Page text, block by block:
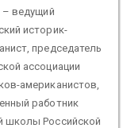
ведущий
историк-
председатель
ассоциации
американистов,
работник
школы Российской